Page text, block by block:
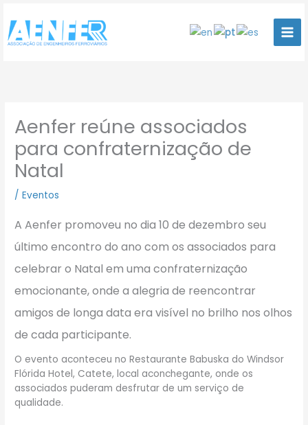
para
conteúdo
Aenfer reúne associados
para confraternização de
Natal
/Eventos
A Aenfer promoveu no dia 10 de dezembro seu
último encontro do ano com os associados para
celebrar o Natal em uma confraternização
emocionante, onde a alegria de reencontrar
amigos de longa data era visível no brilho nos olhos
de cada participante.
O evento aconteceu no Restaurante Babuska do Windsor
Flórida Hotel, Catete, local aconchegante, onde os
associados puderam desfrutar de um serviço de
qualidade.